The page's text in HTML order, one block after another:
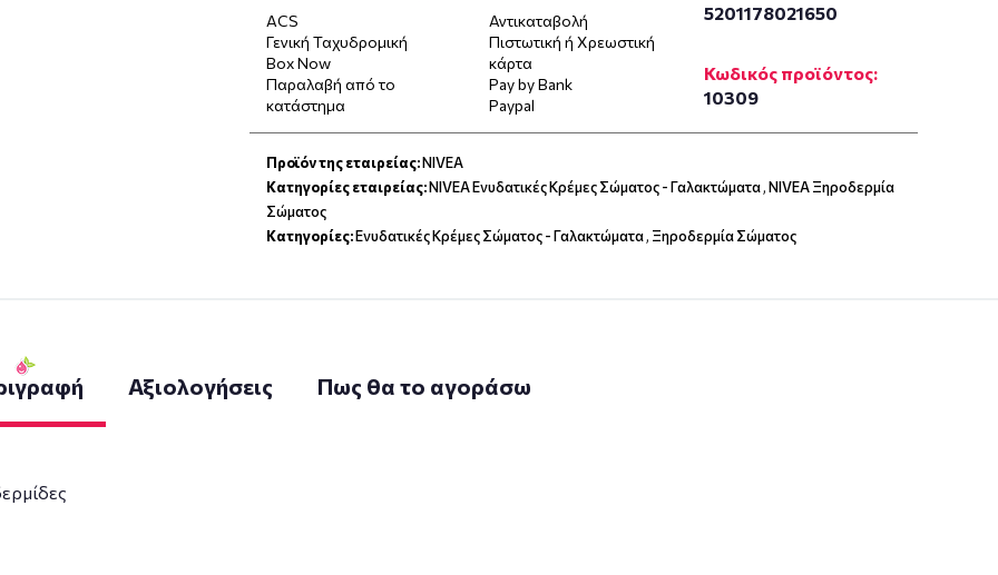
ACS
Γενική Ταχυδρομική
Box Now
Παραλαβή από το
κατάστημα
Αντικαταβολή
Πιστωτική ή Χρεωστική
κάρτα
Pay by Bank
Paypal
5201178021650
Κωδικός προϊόντος:
10309
Προϊόν της εταιρείας:NIVEA
Κατηγορίες εταιρείας:NIVEA Ενυδατικές Κρέμες Σώματος - Γαλακτώματα,NIVEA Ξηροδερμία
Σώματος
Κατηγορίες:Ενυδατικές Κρέμες Σώματος - Γαλακτώματα, Ξηροδερμία Σώματος
Αξιολογήσεις Πως θα το αγοράσω